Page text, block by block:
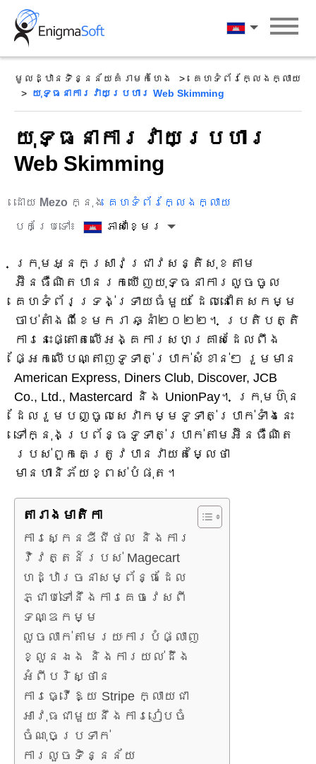
Skip
content
ភាសាខ្មែរ
មូលដ្ឋានទិន្នន័យគំរាមកំហែង
គេហទំព័រក្លែងក្លាយ
យុទ្ធនាការវាយប្រហារ Web Skimming
យុទ្ធនាការវាយប្រហារ
Web Skimming
ដោយ Mezo ក្នុង គេហទំព័រក្លែងក្លាយ
បកប្រែទៅ៖
ភាសាខ្មែរ
ក្រុមអ្នកស្រាវជ្រាវសន្តិសុខតាម
អ៊ីនធឺណិតបានរកឃើញយុទ្ធនាការលួចចូល
គេហទំព័រទ្រង់ទ្រាយធំមួយ ដែលនៅតែសកម្ម
ចាប់តាំងពីខែមករា ឆ្នាំ២០២២។ ប្រតិបត្តិ
ការនេះផ្តោតលើអង្គការសហគ្រាសដែលពឹង
ផ្អែកលើបណ្តាញទូទាត់ប្រាក់សំខាន់ៗ រួមមាន
American Express, Diners Club, Discover, JCB
Co., Ltd., Mastercard និង UnionPay។ ក្រុមហ៊ុន
ដែលរួមបញ្ចូលសេវាកម្មទូទាត់ប្រាក់ទាំងនេះ
ទៅក្នុងប្រព័ន្ធទូទាត់ប្រាក់តាមអ៊ីនធឺណិត
របស់ពួកគេត្រូវបានវាយតម្លៃថា
មានហានិភ័យខ្ពស់បំផុត។
តារាង​មាតិកា
ការស្កេនឌីជីថល និងការ
វិវត្តន៍របស់ Magecart
ហេដ្ឋារចនាសម្ព័ន្ធដែល
ភ្ជាប់ទៅនឹងការគេចវេសពី
ទណ្ឌកម្ម
លួចលាក់តាមរយៈការបំផ្លាញ
ខ្លួនឯង និងការយល់ដឹង
អំពីបរិស្ថាន
ការធ្វើឱ្យ Stripe ក្លាយជា
អាវុធជាមួយនឹងការរៀបចំ
ចំណុចប្រទាក់
ការលួចទិន្នន័យ